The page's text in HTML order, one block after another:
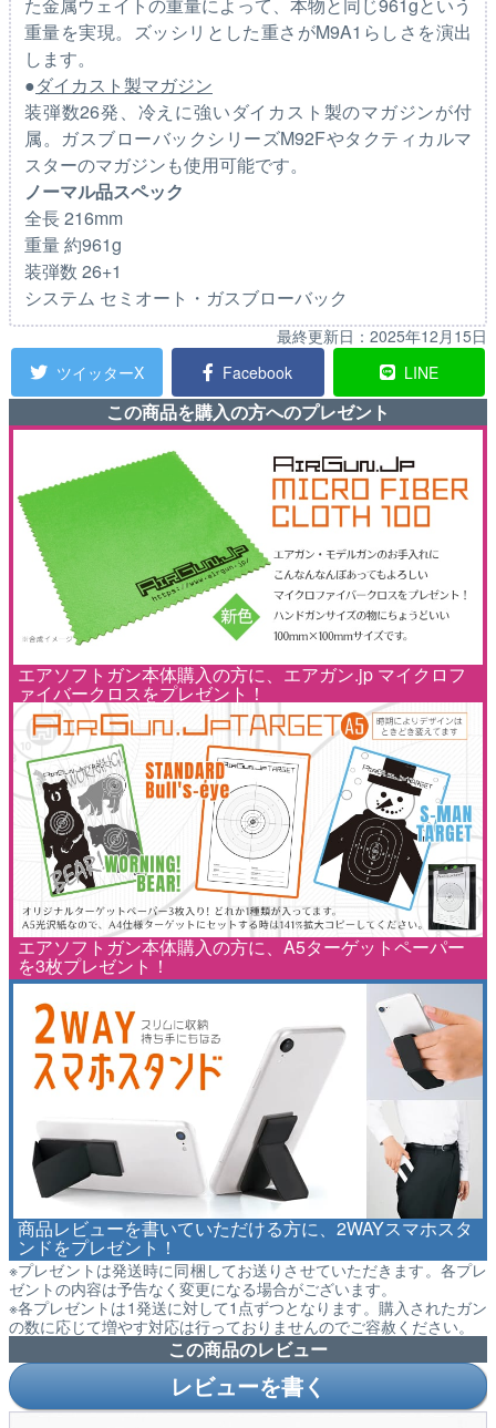
重量を実現。ズッシリとした重さがM9A1らしさを演出
します。
●ダイカスト製マガジン
装弾数26発、冷えに強いダイカスト製のマガジンが付
属。ガスブローバックシリーズM92Fやタクティカルマ
スターのマガジンも使用可能です。
ノーマル品スペック
全長 216mm
重量 約961g
装弾数 26+1
システム セミオート・ガスブローバック
最終更新日： 2025年12月15日
ツイッターX
Facebook LINE
この商品を購入の方へのプレゼント
エアソフトガン本体購入の方に、エアガン.jp マイクロフ
ァイバークロスをプレゼント！
エアソフトガン本体購入の方に、A5ターゲットペーパー
を3枚プレゼント！
商品レビューを書いていただける方に、2WAYスマホスタ
ンドをプレゼント！
※プレゼントは発送時に同梱してお送りさせていただきます。各プレ
ゼントの内容は予告なく変更になる場合がございます。
※各プレゼントは1発送に対して1点ずつとなります。購入されたガン
の数に応じて増やす対応は行っておりませんのでご容赦ください。
この商品のレビュー
レビューを書く